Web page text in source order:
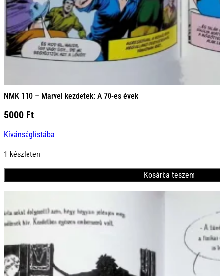
NMK 110 – Marvel kezdetek: A 70-es évek
5000 Ft
Kívánságlistába
1 készleten
Kosárba teszem